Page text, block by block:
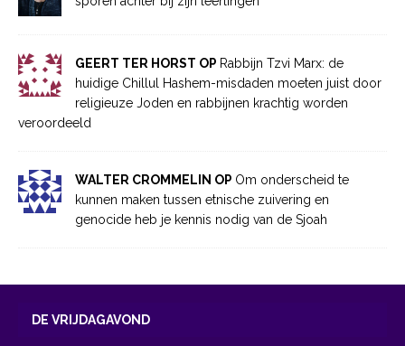
GEERT TER HORST OP Rabbijn Tzvi Marx: de
huidige Chillul Hashem-misdaden moeten juist door
religieuze Joden en rabbijnen krachtig worden
veroordeeld
WALTER CROMMELIN OP Om onderscheid te
kunnen maken tussen etnische zuivering en
genocide heb je kennis nodig van de Sjoah
DE VRIJDAGAVOND